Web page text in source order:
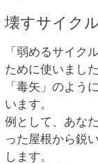
壊すサイク
「弱めるサイク
ために使いまし
「毒矢」のよう
います。
例として、あな
った屋根から鋭
します。